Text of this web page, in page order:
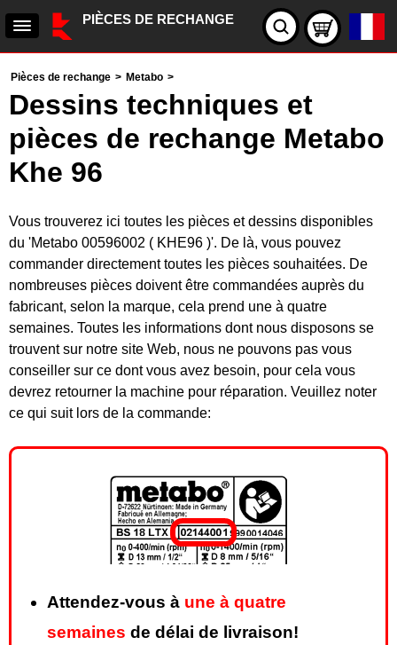
PIÈCES DE RECHANGE
Pièces de rechange > Metabo >
Dessins techniques et
pièces de rechange Metabo
Khe 96
Vous trouverez ici toutes les pièces et dessins disponibles
du 'Metabo 00596002 ( KHE96 )'. De là, vous pouvez
commander directement toutes les pièces souhaitées. De
nombreuses pièces doivent être commandées auprès du
fabricant, selon la marque, cela prend une à quatre
semaines. Toutes les informations dont nous disposons se
trouvent sur notre site Web, nous ne pouvons pas vous
conseiller sur ce dont vous avez besoin, pour cela vous
devrez retourner la machine pour réparation. Veuillez noter
ce qui suit lors de la commande:
Attendez-vous à une à quatre
semaines de délai de livraison!